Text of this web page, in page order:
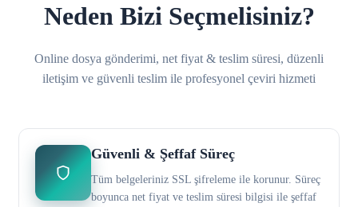
Neden Bizi Seçmelisiniz?
Online dosya gönderimi, net fiyat & teslim süresi, düzenli
iletişim ve güvenli teslim ile profesyonel çeviri hizmeti
Güvenli & Şeffaf Süreç
Tüm belgeleriniz SSL şifreleme ile korunur. Süreç
boyunca net fiyat ve teslim süresi bilgisi ile şeffaf